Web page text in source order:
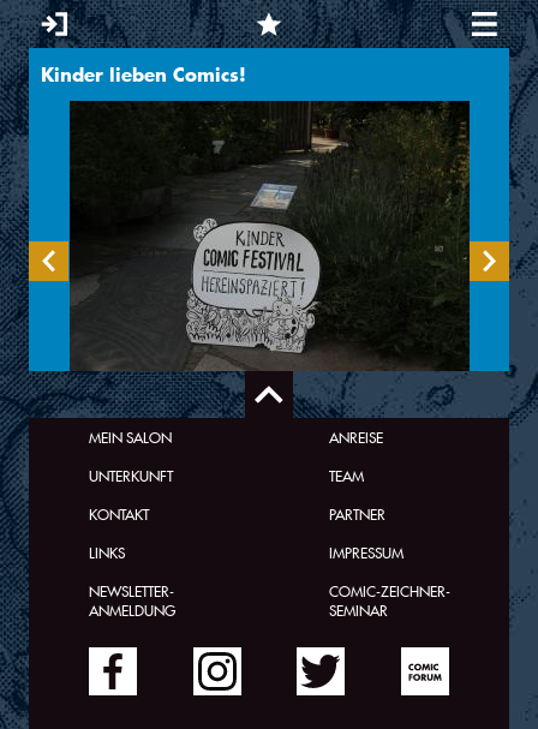
Sie sind hier
Kinder lieben Comics!
MEIN SALON
ANREISE
UNTERKUNFT
TEAM
KONTAKT
PARTNER
LINKS
IMPRESSUM
NEWSLETTER-
ANMELDUNG
COMIC-ZEICHNER-
SEMINAR